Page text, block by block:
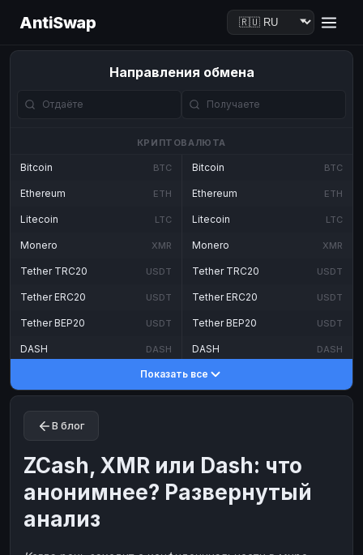
AntiSwap
Направления обмена
КРИПТОВАЛЮТА
Bitcoin BTC
Ethereum ETH
Litecoin LTC
Monero XMR
Tether TRC20 USDT
Tether ERC20 USDT
Tether BEP20 USDT
DASH DASH
TON
TRX
Solana
Bitcoin BTC
Ethereum ETH
Litecoin LTC
Monero XMR
Tether TRC20 USDT
Tether ERC20 USDT
Tether BEP20 USDT
DASH DASH
Toncoin
Ether Classic
Показать все
В блог
ZCash, XMR или Dash: что
анонимнее? Развернутый
анализ